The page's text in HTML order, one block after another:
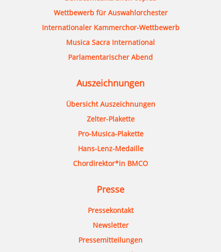
Wettbewerb für Auswahlorchester
Internationaler Kammerchor-Wettbewerb
Musica Sacra International
Parlamentarischer Abend
Auszeichnungen
Übersicht Auszeichnungen
Zelter-Plakette
Pro-Musica-Plakette
Hans-Lenz-Medaille
Chordirektor*in BMCO
Presse
Pressekontakt
Newsletter
Pressemitteilungen